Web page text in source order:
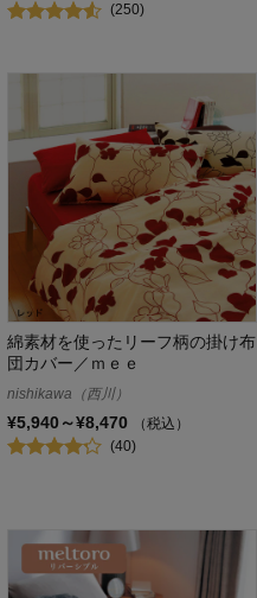
(250)
綿素材を使ったリーフ柄の掛け布
団カバー／ｍｅｅ
nishikawa（西川）
¥5,940～¥8,470
（税込）
(40)